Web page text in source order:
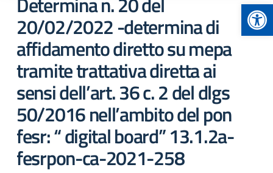
20/02/2022 -determina di
affidamento diretto su mepa
tramite trattativa diretta ai
sensi dell’art. 36 c. 2 del dlgs
50/2016 nell’ambito del pon
fesr: “ digital board” 13.1.2a-
fesrpon-ca-2021-258